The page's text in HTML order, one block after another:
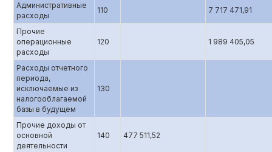
Административные
расходы
110 7 717 471,91
Прочие
операционные
расходы
120 1 989 405,05
Расходы отчетного
периода,
исключаемые из
налогооблагаемой
базы в будущем
130
Прочие доходы от
основной
деятельности
140 477 511,52